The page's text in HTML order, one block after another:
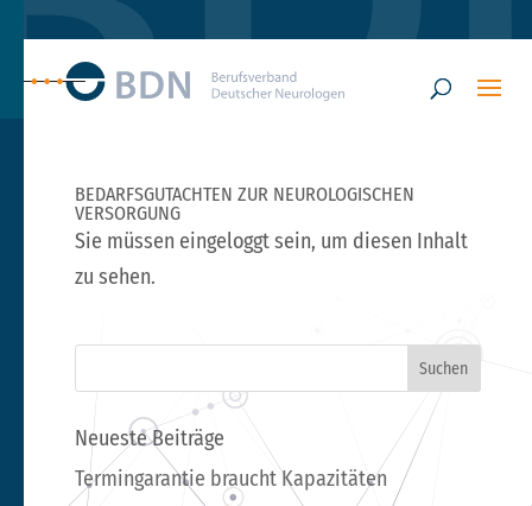
BEDARFSGUTACHTEN ZUR NEUROLOGISCHEN
VERSORGUNG
Sie müssen eingeloggt sein, um diesen Inhalt
zu sehen.
Neueste Beiträge
Termingarantie braucht Kapazitäten